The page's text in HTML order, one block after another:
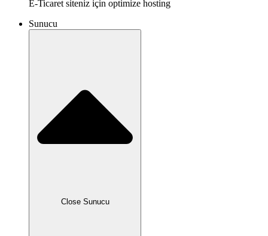
E-Ticaret siteniz için optimize hosting
Sunucu
Close Sunucu